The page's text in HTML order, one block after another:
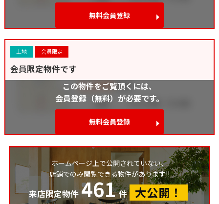
無料会員登録
土地 会員限定
会員限定物件です
この物件をご覧頂くには、
会員登録（無料）が必要です。
無料会員登録
ホームページ上で公開されていない、
店舗でのみ閲覧できる物件があります!!
来店限定物件 461 件 大公開！